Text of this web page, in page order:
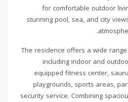
for comfortable outdoor
stunning pool, sea, and city
The residence offers a wide
including indoor and
equipped fitness center,
playgrounds, sports areas,
security service. Combining